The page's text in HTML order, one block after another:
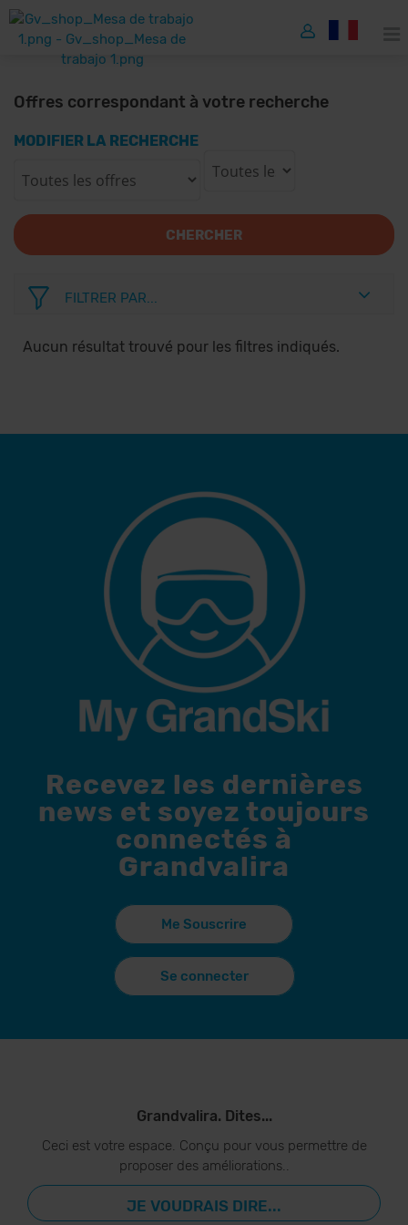
Offres correspondant à votre recherche
MODIFIER LA RECHERCHE
CHERCHER
FILTRER PAR...
Aucun résultat trouvé pour les filtres indiqués.
Recevez les dernières
news et soyez toujours
connectés à
Grandvalira
Me Souscrire
Se connecter
Grandvalira. Dites...
Ceci est votre espace. Conçu pour vous permettre de
proposer des améliorations..
JE VOUDRAIS DIRE...